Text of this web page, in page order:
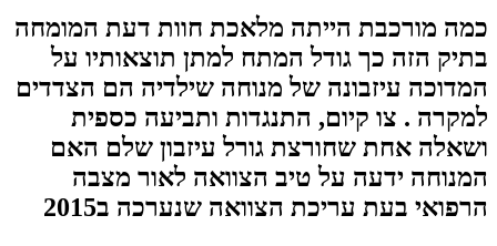
כמה מורכבת הייתה מלאכת חוות דעת המומחה
בתיק הזה כך גודל המתח למתן תוצאותיו על
המדוכה עיזבונה של מנוחה שילדיה הם הצדדים
למקרה . צו קיום, התנגדות ותביעה כספית
ושאלה אחת שחורצת גורל עיזבון שלם האם
המנוחה ידעה על טיב הצוואה לאור מצבה
הרפואי בעת עריכת הצוואה שנערכה ב2015